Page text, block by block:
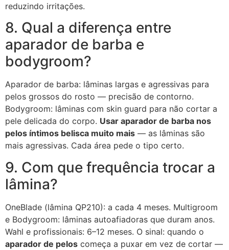
reduzindo irritações.
8. Qual a diferença entre
aparador de barba e
bodygroom?
Aparador de barba: lâminas largas e agressivas para
pelos grossos do rosto — precisão de contorno.
Bodygroom: lâminas com skin guard para não cortar a
pele delicada do corpo. Usar aparador de barba nos
pelos íntimos belisca muito mais — as lâminas são
mais agressivas. Cada área pede o tipo certo.
9. Com que frequência trocar a
lâmina?
OneBlade (lâmina QP210): a cada 4 meses. Multigroom
e Bodygroom: lâminas autoafiadoras que duram anos.
Wahl e profissionais: 6–12 meses. O sinal: quando o
aparador de pelos começa a puxar em vez de cortar —